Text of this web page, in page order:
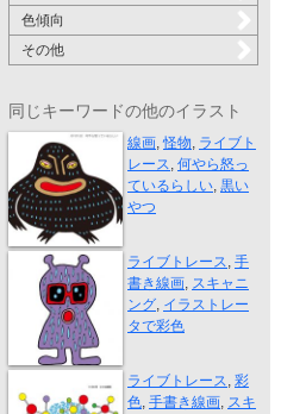
色傾向
その他
同じキーワードの他のイラスト
何やら怒って...
線画,怪物, ライブト
レース, 何やら怒っ
ているらしい, 黒い
やつ
アメフラシ
ライブトレース, 手
書き線画, スキャニ
ング, イラストレー
タで彩色
小さな発見
ライブトレース, 彩
色, 手書き線画, スキ